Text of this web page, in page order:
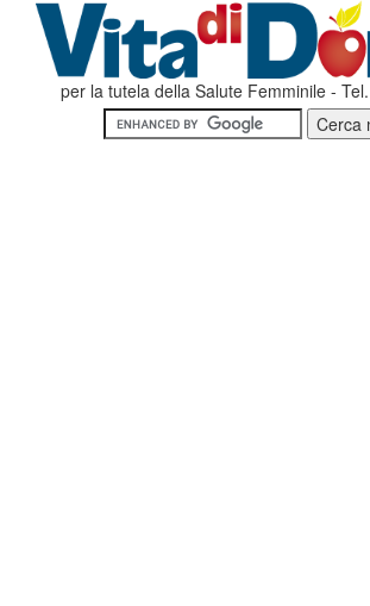
per la tutela della Salute Femminile -